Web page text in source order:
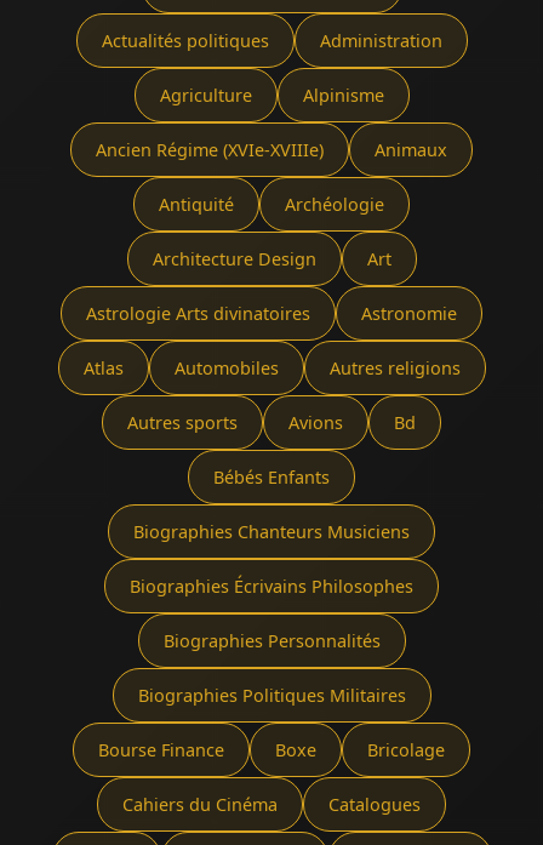
Actualités politiques Administration
Agriculture Alpinisme
Ancien Régime (XVIe-XVIIIe) Animaux
Antiquité Archéologie
Architecture Design Art
Astrologie Arts divinatoires Astronomie
Atlas Automobiles Autres religions
Autres sports Avions Bd
Bébés Enfants
Biographies Chanteurs Musiciens
Biographies Écrivains Philosophes
Biographies Personnalités
Biographies Politiques Militaires
Bourse Finance Boxe Bricolage
Cahiers du Cinéma Catalogues